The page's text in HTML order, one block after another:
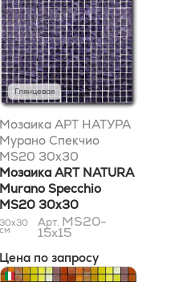
Глянцевая
Мозаика АРТ НАТУРА
Мурано Спекчио
MS20 30x30
Мозаика ART NATURA
Murano Specchio
MS20 30x30
30x30
см
Арт. MS20-
15x15
Цена по запросу